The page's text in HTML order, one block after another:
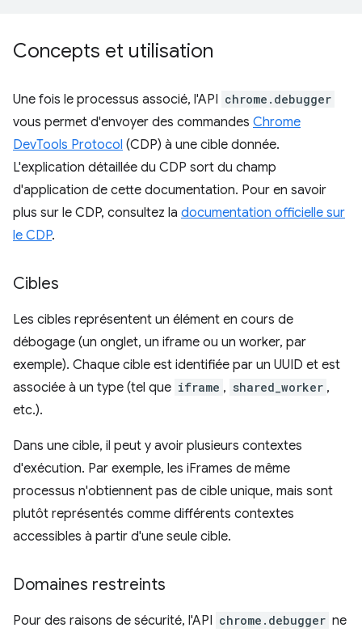
Concepts et utilisation
Une fois le processus associé, l'API chrome.debugger
vous permet d'envoyer des commandes Chrome
DevTools Protocol (CDP) à une cible donnée.
L'explication détaillée du CDP sort du champ
d'application de cette documentation. Pour en savoir
plus sur le CDP, consultez la documentation officielle sur
le CDP.
Cibles
Les cibles représentent un élément en cours de
débogage (un onglet, un iframe ou un worker, par
exemple). Chaque cible est identifiée par un UUID et est
associée à un type (tel que iframe , shared_worker ,
etc.).
Dans une cible, il peut y avoir plusieurs contextes
d'exécution. Par exemple, les iFrames de même
processus n'obtiennent pas de cible unique, mais sont
plutôt représentés comme différents contextes
accessibles à partir d'une seule cible.
Domaines restreints
Pour des raisons de sécurité, l'API chrome.debugger ne